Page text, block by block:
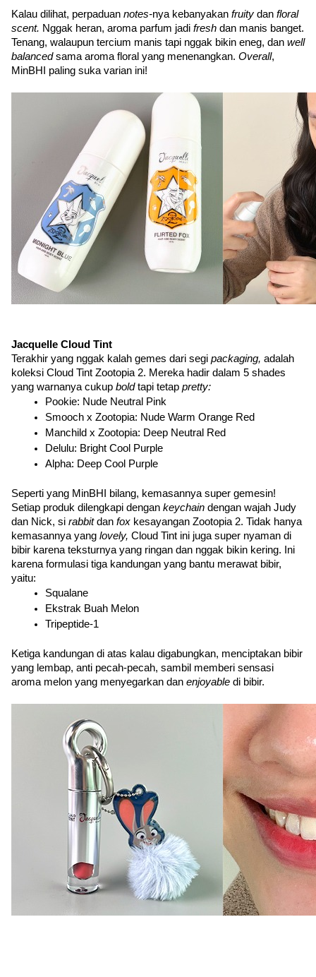
Kalau dilihat, perpaduan notes-nya kebanyakan fruity dan floral
scent. Nggak heran, aroma parfum jadi fresh dan manis banget.
Tenang, walaupun tercium manis tapi nggak bikin eneg, dan well
balanced sama aroma floral yang menenangkan. Overall,
MinBHI paling suka varian ini!
Jacquelle Cloud Tint
Terakhir yang nggak kalah gemes dari segi packaging, adalah
koleksi Cloud Tint Zootopia 2. Mereka hadir dalam 5 shades
yang warnanya cukup bold tapi tetap pretty:
Pookie: Nude Neutral Pink
Smooch x Zootopia: Nude Warm Orange Red
Manchild x Zootopia: Deep Neutral Red
Delulu: Bright Cool Purple
Alpha: Deep Cool Purple
Seperti yang MinBHI bilang, kemasannya super gemesin!
Setiap produk dilengkapi dengan keychain dengan wajah Judy
dan Nick, si rabbit dan fox kesayangan Zootopia 2. Tidak hanya
kemasannya yang lovely, Cloud Tint ini juga super nyaman di
bibir karena teksturnya yang ringan dan nggak bikin kering. Ini
karena formulasi tiga kandungan yang bantu merawat bibir,
yaitu:
Squalane
Ekstrak Buah Melon
Tripeptide-1
Ketiga kandungan di atas kalau digabungkan, menciptakan bibir
yang lembap, anti pecah-pecah, sambil memberi sensasi
aroma melon yang menyegarkan dan enjoyable di bibir.